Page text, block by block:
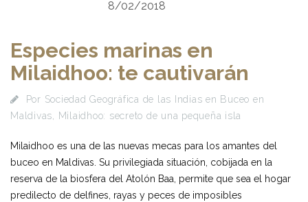
8/02/2018
Especies marinas en
Milaidhoo: te cautivarán
Por Sociedad Geográfica de las Indias en Buceo en
Maldivas
Milaidhoo: secreto de una pequeña isla
Milaidhoo es una de las nuevas mecas para los amantes del
buceo en Maldivas. Su privilegiada situación, cobijada en la
reserva de la biosfera del Atolón Baa, permite que sea el hogar
predilecto de delfines, rayas y peces de imposibles